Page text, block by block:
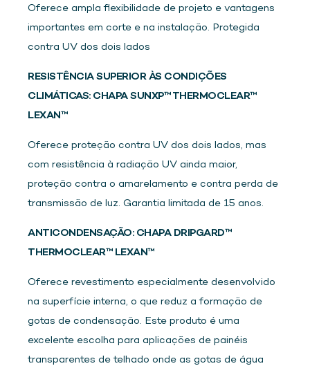
Oferece ampla flexibilidade de projeto e vantagens
importantes em corte e na instalação. Protegida
contra UV dos dois lados
RESISTÊNCIA SUPERIOR ÀS CONDIÇÕES
CLIMÁTICAS: CHAPA SUNXP™ THERMOCLEAR™
LEXAN™
Oferece proteção contra UV dos dois lados, mas
com resistência à radiação UV ainda maior,
proteção contra o amarelamento e contra perda de
transmissão de luz. Garantia limitada de 15 anos.
ANTICONDENSAÇÃO: CHAPA DRIPGARD™
THERMOCLEAR™ LEXAN™
Oferece revestimento especialmente desenvolvido
na superfície interna, o que reduz a formação de
gotas de condensação. Este produto é uma
excelente escolha para aplicações de painéis
transparentes de telhado onde as gotas de água